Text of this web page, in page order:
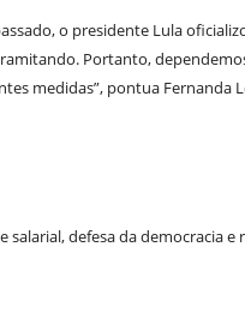
o presidente Lula
Portanto,
medidas”, pontua Fernanda
defesa da democracia e